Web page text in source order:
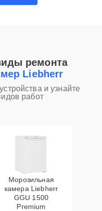
ремонта
Liebherr
и узнайте
работ
Морозильная
камера Liebherr
GGU 1500
Premium